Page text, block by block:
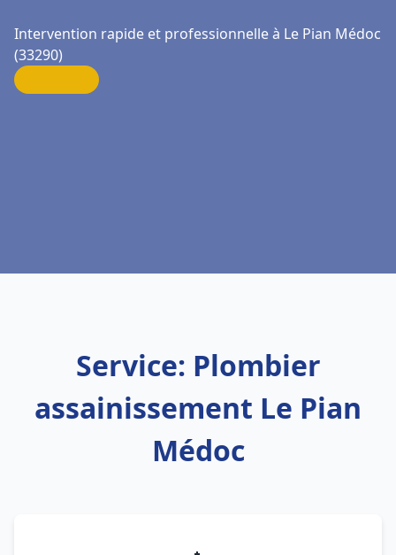
Intervention rapide et professionnelle à Le Pian Médoc
(33290)
Service: Plombier
assainissement Le Pian
Médoc